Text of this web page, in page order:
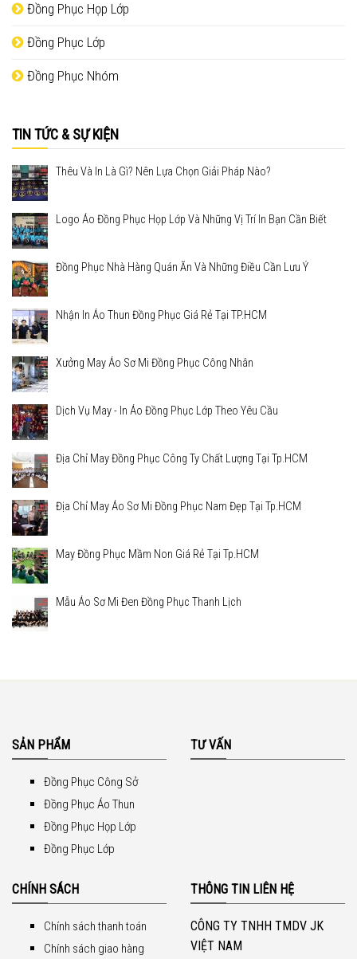
Đồng Phục Họp Lớp
Đồng Phục Lớp
Đồng Phục Nhóm
TIN TỨC & SỰ KIỆN
Thêu Và In Là Gì? Nên Lựa Chọn Giải Pháp Nào?
Logo Áo Đồng Phục Họp Lớp Và Những Vị Trí In Bạn Cần Biết
Đồng Phục Nhà Hàng Quán Ăn Và Những Điều Cần Lưu Ý
Nhận In Áo Thun Đồng Phục Giá Rẻ Tại TP.HCM
Xưởng May Áo Sơ Mi Đồng Phục Công Nhân
Dịch Vụ May - In Áo Đồng Phục Lớp Theo Yêu Cầu
Địa Chỉ May Đồng Phục Công Ty Chất Lượng Tại Tp.HCM
Địa Chỉ May Áo Sơ Mi Đồng Phục Nam Đẹp Tại Tp.HCM
May Đồng Phục Mầm Non Giá Rẻ Tại Tp.HCM
Mẫu Áo Sơ Mi Đen Đồng Phục Thanh Lịch
SẢN PHẨM
Đồng Phục Công Sở
Đồng Phục Áo Thun
Đồng Phục Họp Lớp
Đồng Phục Lớp
TƯ VẤN
CHÍNH SÁCH
Chính sách thanh toán
Chính sách giao hàng
THÔNG TIN LIÊN HỆ
CÔNG TY TNHH TMDV JK
VIỆT NAM